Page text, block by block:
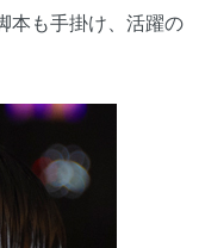
本も手掛け、活躍の